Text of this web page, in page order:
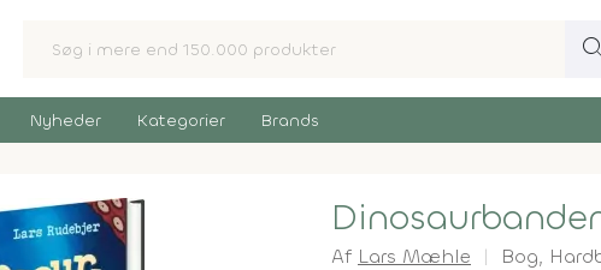
Nyheder Kategorier Brands
Af Lars Mæhle Bog,